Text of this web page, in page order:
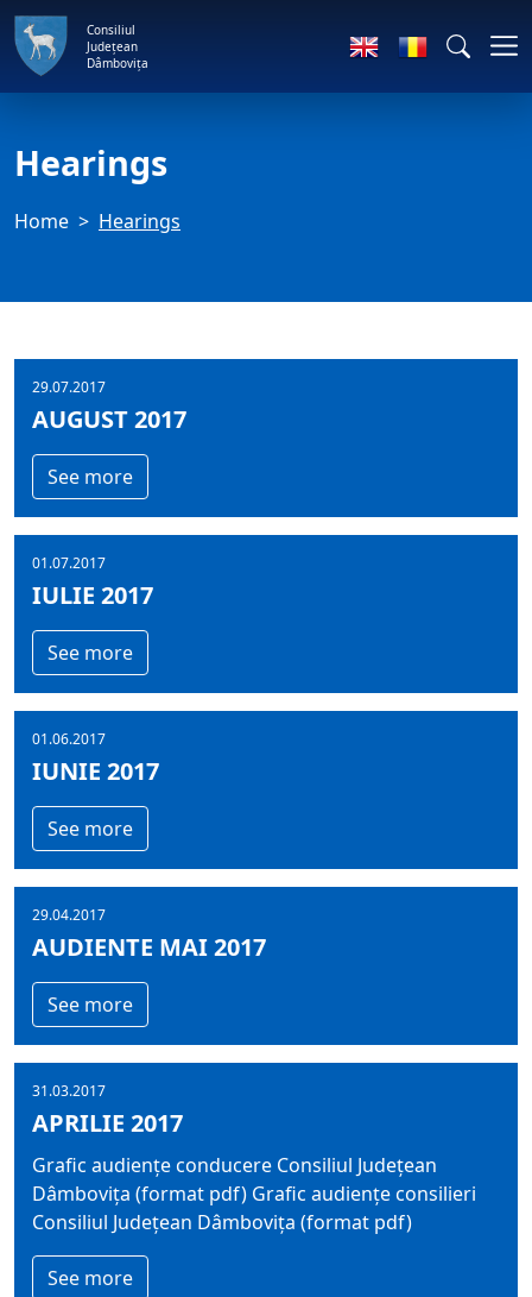
Consiliul
Județean
Dâmbovița
Hearings
Home Hearings
29.07.2017
AUGUST 2017
See more
01.07.2017
IULIE 2017
See more
01.06.2017
IUNIE 2017
See more
29.04.2017
AUDIENTE MAI 2017
See more
31.03.2017
APRILIE 2017
Grafic audiențe conducere Consiliul Județean
Dâmbovița (format pdf) Grafic audiențe consilieri
Consiliul Județean Dâmbovița (format pdf)
See more